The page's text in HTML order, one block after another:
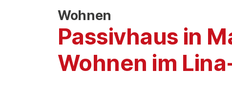
Wohnen
Passivhaus in
Wohnen im